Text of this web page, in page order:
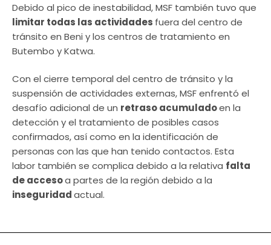
Debido al pico de inestabilidad, MSF también tuvo que
limitar todas las actividades fuera del centro de
tránsito en Beni y los centros de tratamiento en
Butembo y Katwa.
Con el cierre temporal del centro de tránsito y la
suspensión de actividades externas, MSF enfrentó el
desafío adicional de un retraso acumuladoen la
detección y el tratamiento de posibles casos
confirmados, así como en la identificación de
personas con las que han tenido contactos. Esta
labor también se complica debido a la relativa falta
de accesoa partes de la región debido a la
inseguridadactual.